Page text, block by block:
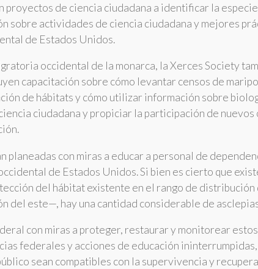
de ciencia ciudadana a identificar la
sobre actividades de ciencia ciudadana y mejores
de Estados Unidos.
occidental de la monarca, la Xerces Society
capacitación sobre cómo levantar censos de
de hábitats y cómo utilizar información sobre
ciudadana y propiciar la participación de
con miras a educar a personal de
de Estados Unidos. Si bien es cierto que
del hábitat existente en el rango de
del este—, hay una cantidad considerable de
con miras a proteger, restaurar y monitorear
federales y acciones de educación
sean compatibles con la supervivencia y